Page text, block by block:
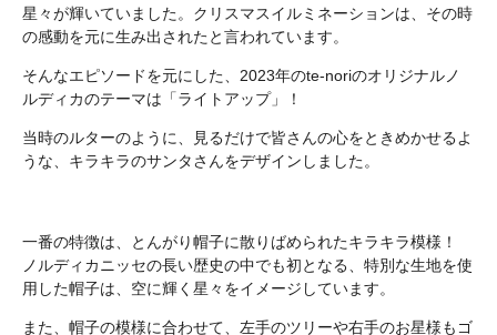
星々が輝いていました。クリスマスイルミネーションは、その時
の感動を元に生み出されたと言われています。
そんなエピソードを元にした、2023年のte-noriのオリジナルノ
ルディカのテーマは「ライトアップ」！
当時のルターのように、見るだけで皆さんの心をときめかせるよ
うな、キラキラのサンタさんをデザインしました。
一番の特徴は、とんがり帽子に散りばめられたキラキラ模様！
ノルディカニッセの長い歴史の中でも初となる、特別な生地を使
用した帽子は、空に輝く星々をイメージしています。
また、帽子の模様に合わせて、左手のツリーや右手のお星様もゴ